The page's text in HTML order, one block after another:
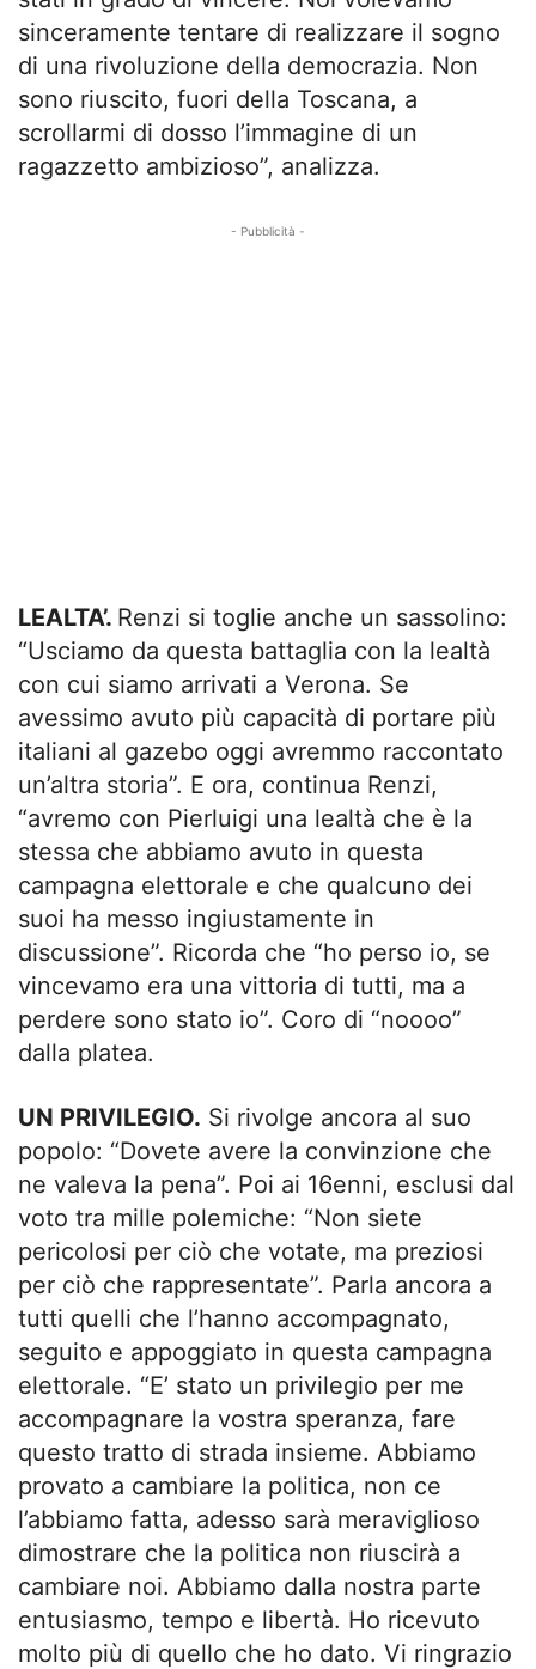
sinceramente tentare di realizzare il sogno
di una rivoluzione della democrazia. Non
sono riuscito, fuori della Toscana, a
scrollarmi di dosso l’immagine di un
ragazzetto ambizioso”, analizza.
- Pubblicità -
LEALTA’. Renzi si toglie anche un sassolino:
“Usciamo da questa battaglia con la lealtà
con cui siamo arrivati a Verona. Se
avessimo avuto più capacità di portare più
italiani al gazebo oggi avremmo raccontato
un’altra storia”. E ora, continua Renzi,
“avremo con Pierluigi una lealtà che è la
stessa che abbiamo avuto in questa
campagna elettorale e che qualcuno dei
suoi ha messo ingiustamente in
discussione”. Ricorda che “ho perso io, se
vincevamo era una vittoria di tutti, ma a
perdere sono stato io”. Coro di “noooo”
dalla platea.
UN PRIVILEGIO. Si rivolge ancora al suo
popolo: “Dovete avere la convinzione che
ne valeva la pena”. Poi ai 16enni, esclusi dal
voto tra mille polemiche: “Non siete
pericolosi per ciò che votate, ma preziosi
per ciò che rappresentate”. Parla ancora a
tutti quelli che l’hanno accompagnato,
seguito e appoggiato in questa campagna
elettorale. “E’ stato un privilegio per me
accompagnare la vostra speranza, fare
questo tratto di strada insieme. Abbiamo
provato a cambiare la politica, non ce
l’abbiamo fatta, adesso sarà meraviglioso
dimostrare che la politica non riuscirà a
cambiare noi. Abbiamo dalla nostra parte
entusiasmo, tempo e libertà. Ho ricevuto
molto più di quello che ho dato. Vi ringrazio